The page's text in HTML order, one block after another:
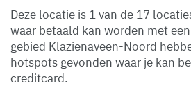
Deze locatie is 1 van de 17
waar betaald kan worden met
gebied Klazienaveen-Noord
hotspots gevonden waar je kan
creditcard.